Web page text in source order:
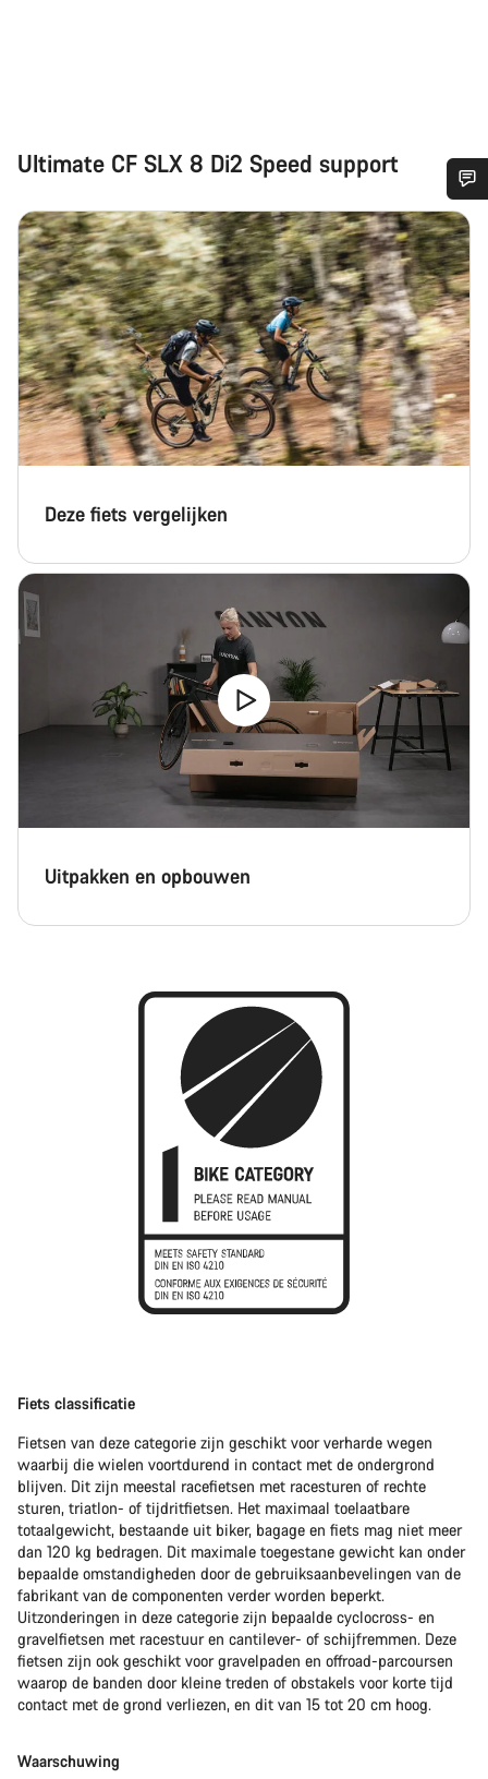
Ultimate CF SLX 8 Di2 Speed support
Deze fiets vergelijken
Uitpakken en opbouwen
Fiets classificatie
Fietsen van deze categorie zijn geschikt voor verharde wegen
waarbij die wielen voortdurend in contact met de ondergrond
blijven. Dit zijn meestal racefietsen met racesturen of rechte
sturen, triatlon- of tijdritfietsen. Het maximaal toelaatbare
totaalgewicht, bestaande uit biker, bagage en fiets mag niet meer
dan 120 kg bedragen. Dit maximale toegestane gewicht kan onder
bepaalde omstandigheden door de gebruiksaanbevelingen van de
fabrikant van de componenten verder worden beperkt.
Uitzonderingen in deze categorie zijn bepaalde cyclocross- en
gravelfietsen met racestuur en cantilever- of schijfremmen. Deze
fietsen zijn ook geschikt voor gravelpaden en offroad-parcoursen
waarop de banden door kleine treden of obstakels voor korte tijd
contact met de grond verliezen, en dit van 15 tot 20 cm hoog.
Waarschuwing
Heb je hulp nodig?
Onze deskundige medewerkers helpen je graag bij al je
vragen.
Start Chat
Sluiten